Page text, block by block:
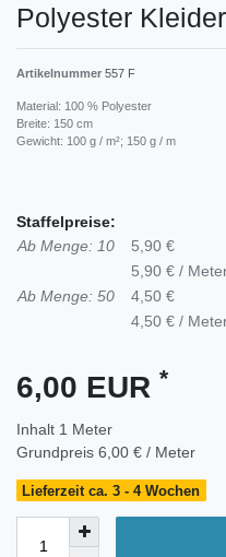
Polyester
Artikelnummer 557 F
Material: 100 % Polyester
Breite: 150 cm
Gewicht: 100 g / m²; 150 g / m
Staffelpreise:
Ab Menge: 10
5,90 €
5,90 € /
Ab Menge: 50
4,50 €
4,50 € /
6,00 EUR *
Inhalt 1 Meter
Grundpreis 6,00 € / Meter
Lieferzeit ca. 3 - 4 Wochen